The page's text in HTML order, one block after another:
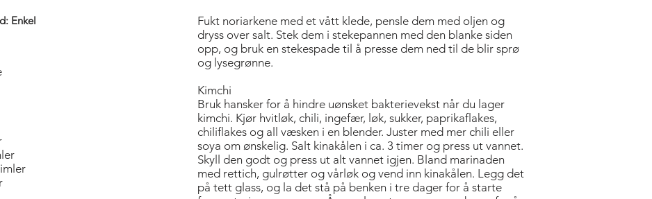
Enkel
Fukt noriarkene med et vått klede, pensle dem med oljen og
dryss over salt. Stek dem i stekepannen med den blanke siden
opp, og bruk en stekespade til å presse dem ned til de blir sprø
og lysegrønne.
Kimchi
Bruk hansker for å hindre uønsket bakterievekst når du lager
kimchi. Kjør hvitløk, chili, ingefær, løk, sukker, paprikaflakes,
chiliflakes og all væsken i en blender. Juster med mer chili eller
soya om ønskelig. Salt kinakålen i ca. 3 timer og press ut vannet.
Skyll den godt og press ut alt vannet igjen. Bland marinaden
med rettich, gulrøtter og vårløk og vend inn kinakålen. Legg det
på tett glass, og la det stå på benken i tre dager for å starte